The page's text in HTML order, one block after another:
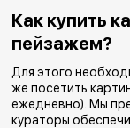
Как купить
пейзажем?
Для этого
же посетить
ежедневно). Мы
кураторы